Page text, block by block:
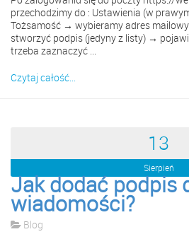
przechodzimy do : Ustawienia (w
Tożsamość → wybieramy adres
stworzyć podpis (jedyny z listy) →
trzeba zaznaczyć ...
Czytaj całość...
13
Sierpień
Jak dodać podpis
wiadomości?
Blog